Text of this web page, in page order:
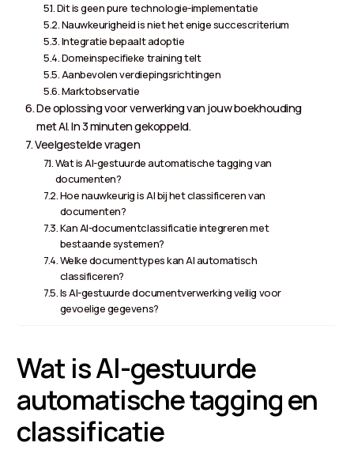
Dit is geen pure technologie-implementatie
Nauwkeurigheid is niet het enige succescriterium
Integratie bepaalt adoptie
Domeinspecifieke training telt
Aanbevolen verdiepingsrichtingen
Marktobservatie
De oplossing voor verwerking van jouw boekhouding
met AI. In 3 minuten gekoppeld.
Veelgestelde vragen
Wat is AI-gestuurde automatische tagging van
documenten?
Hoe nauwkeurig is AI bij het classificeren van
documenten?
Kan AI-documentclassificatie integreren met
bestaande systemen?
Welke documenttypes kan AI automatisch
classificeren?
Is AI-gestuurde documentverwerking veilig voor
gevoelige gegevens?
Wat is AI-gestuurde
automatische tagging en
classificatie